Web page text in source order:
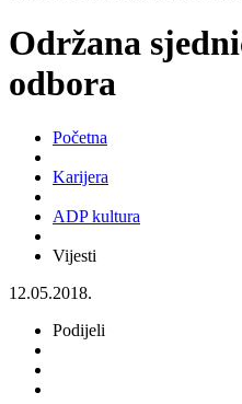
Održana
odbora
Početna
Karijera
ADP kultura
Vijesti
12.05.2018.
Podijeli